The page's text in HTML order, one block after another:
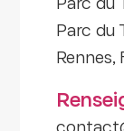
Parc du
Parc du
Rennes,